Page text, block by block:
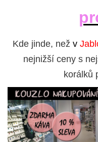
Kde jinde, než v
nejnižší ceny s
korálků